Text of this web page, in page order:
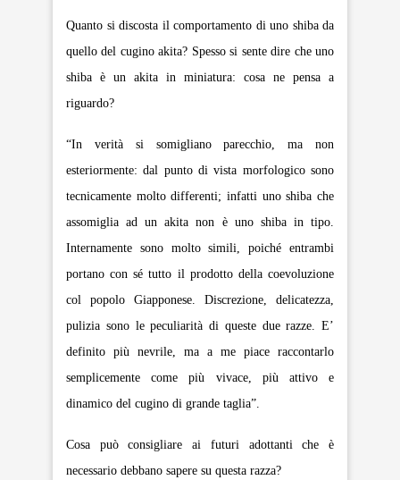
Quanto si discosta il comportamento di uno shiba da
quello del cugino akita? Spesso si sente dire che uno
shiba è un akita in miniatura: cosa ne pensa a
riguardo?
“In verità si somigliano parecchio, ma non
esteriormente: dal punto di vista morfologico sono
tecnicamente molto differenti; infatti uno shiba che
assomiglia ad un akita non è uno shiba in tipo.
Internamente sono molto simili, poiché entrambi
portano con sé tutto il prodotto della coevoluzione
col popolo Giapponese. Discrezione, delicatezza,
pulizia sono le peculiarità di queste due razze. E’
definito più nevrile, ma a me piace raccontarlo
semplicemente come più vivace, più attivo e
dinamico del cugino di grande taglia”.
Cosa può consigliare ai futuri adottanti che è
necessario debbano sapere su questa razza?